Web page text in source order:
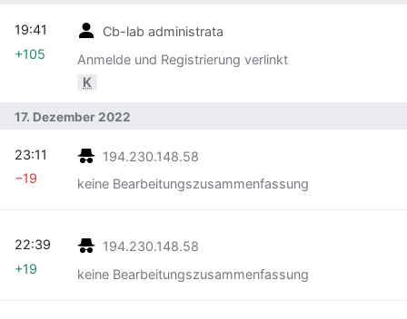
Cb-lab administrata
Anmelde und Registrierung verlinkt
K
19:41
+105
17. Dezember 2022
194.230.148.58
keine Bearbeitungszusammenfassung
23:11
−19
194.230.148.58
keine Bearbeitungszusammenfassung
22:39
+19